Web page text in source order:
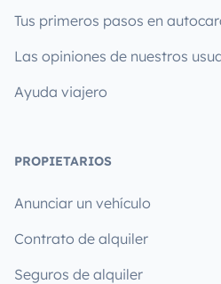
Tus primeros pasos en
Las opiniones de nuestros
Ayuda viajero
PROPIETARIOS
Anunciar un vehículo
Contrato de alquiler
Seguros de alquiler